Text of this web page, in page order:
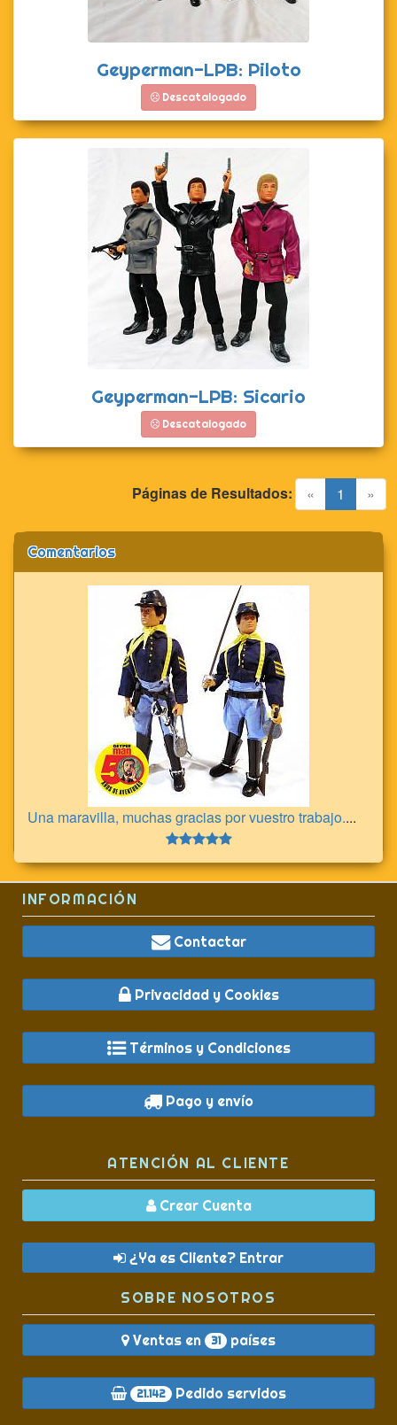
Geyperman-LPB: Piloto
Descatalogado
Geyperman-LPB: Sicario
Descatalogado
« 1 (current)
»
Páginas de Resultados:
Comentarios
Una maravilla, muchas gracias por vuestro trabajo....
INFORMACIÓN
Contactar
Privacidad y Cookies
Términos y Condiciones
Pago y envío
ATENCIÓN AL CLIENTE
Crear Cuenta
¿Ya es Cliente? Entrar
SOBRE NOSOTROS
Ventas en 31 países
21.142 Pedido servidos